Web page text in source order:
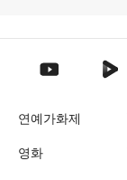
텐아시아 유튜브
텐
연예가화제
영화